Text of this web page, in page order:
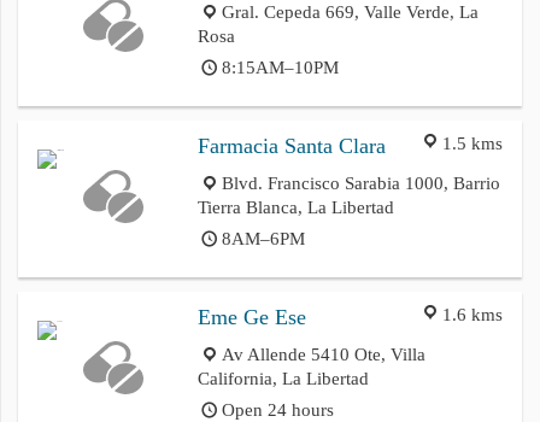
Gral. Cepeda 669, Valle Verde, La
Rosa
8:15AM–10PM
1.5 kms
Farmacia Santa Clara
Blvd. Francisco Sarabia 1000, Barrio
Tierra Blanca, La Libertad
8AM–6PM
1.6 kms
Eme Ge Ese
Av Allende 5410 Ote, Villa
California, La Libertad
Open 24 hours